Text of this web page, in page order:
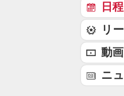
日
リ
動画
ニ